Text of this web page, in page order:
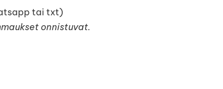
tai txt)
onnistuvat.